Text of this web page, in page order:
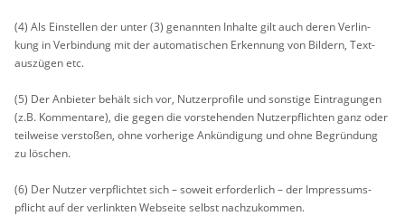
(4) Als Ein­stel­len der unter (3) ge­nann­ten In­hal­te gilt auch deren Ver­lin­
kung in Ver­bin­dung mit der au­to­ma­ti­schen Er­ken­nung von Bil­dern, Text­
aus­zü­gen etc.
(5) Der An­bie­ter be­hält sich vor, Nut­zer­pro­fi­le und sons­ti­ge Ein­tra­gun­gen
(z.B. Kom­men­ta­re), die gegen die vor­ste­hen­den Nut­zer­pflich­ten ganz oder
teil­wei­se ver­sto­ßen, ohne vor­he­ri­ge An­kün­di­gung und ohne Be­grün­dung
zu lö­schen.
(6) Der Nut­zer ver­pflich­tet sich – so­weit er­for­der­lich – der Im­pres­sums­
pflicht auf der ver­link­ten Web­sei­te selbst nach­zu­kom­men.